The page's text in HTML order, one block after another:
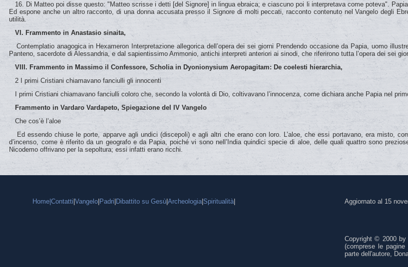
16. Di Matteo poi disse questo: "Matteo scrisse i detti [del Signore] in lingua ebraica; e ciascuno poi li interpretava come poteva".
Ed espone anche un altro racconto, di una donna accusata presso il Signore di molti peccati, racconto contenuto nel Vangelo degli
utilità.
VI. Frammento in Anastasio sinaita,
Contemplatio anagogica in Hexameron Interpretazione allegorica dell’opera dei sei giorni Prendendo occasione da Papia, uomo
Panteno, sacerdote di Alessandria, e dal sapientissimo Ammonio, antichi interpreti anteriori ai sinodi, che riferirono tutta l’opera dei sei
VIII. Frammento in Massimo il Confessore, Scholia in Dyonionysium Aeropagitam: De coelesti hierarchia,
2 I primi Cristiani chiamavano fanciulli gli innocenti
I primi Cristiani chiamavano fanciulli coloro che, secondo la volontà di Dio, coltivavano l’innocenza, come dichiara anche Papia nel
Frammento in Vardaro Vardapeto, Spiegazione del IV Vangelo
Che cos’è l’aloe
Ed essendo chiuse le porte, apparve agli undici (discepoli) e agli altri che erano con loro. L’aloe, che essi portavano, era misto,
d’incenso, come è riferito da un geografo e da Papia, poiché vi sono nell’India quindici specie di aloe, delle quali quattro sono
Nicodemo offrivano per la sepoltura; essi infatti erano ricchi.
Home| Contatti Vangelo| Padri Dibattito su Gesù| Archeologia| Spiritualità| Aggiornato al 15
Copyright © 2000
(comprese le
parte dell'autore,